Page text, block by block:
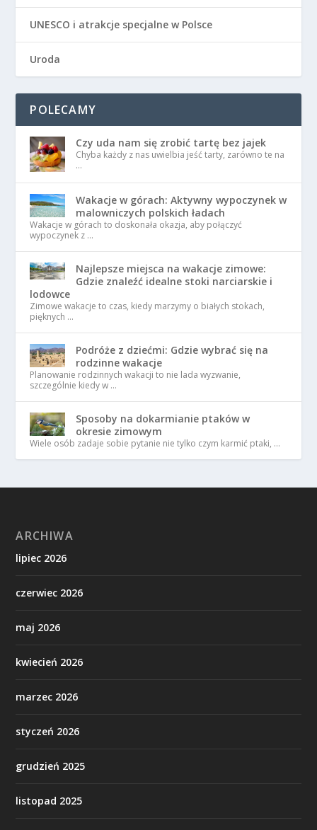
UNESCO i atrakcje specjalne w Polsce
Uroda
POLECAMY
Czy uda nam się zrobić tartę bez jajek
Chyba każdy z nas uwielbia jeść tarty, zarówno te na
…
Wakacje w górach: Aktywny wypoczynek w
malowniczych polskich ładach
Wakacje w górach to doskonała okazja, aby połączyć
wypoczynek z …
Najlepsze miejsca na wakacje zimowe:
Gdzie znaleźć idealne stoki narciarskie i
lodowce
Zimowe wakacje to czas, kiedy marzymy o białych stokach,
pięknych …
Podróże z dziećmi: Gdzie wybrać się na
rodzinne wakacje
Planowanie rodzinnych wakacji to nie lada wyzwanie,
szczególnie kiedy w …
Sposoby na dokarmianie ptaków w
okresie zimowym
Wiele osób zadaje sobie pytanie nie tylko czym karmić ptaki, …
ARCHIWA
lipiec 2026
czerwiec 2026
maj 2026
kwiecień 2026
marzec 2026
styczeń 2026
grudzień 2025
listopad 2025